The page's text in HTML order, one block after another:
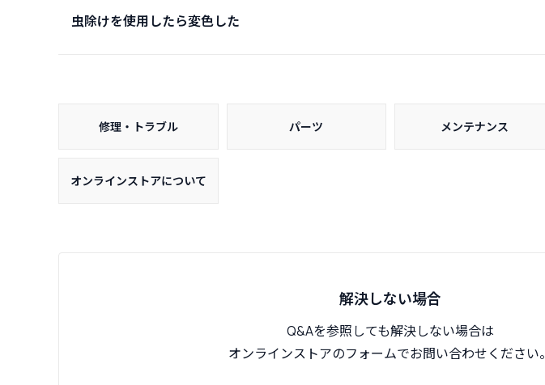
虫除けを使用したら変色した
修理・トラブル パーツ メンテナンス
オンラインストアについて
解決しない場合
Q&Aを参照しても解決しない場合は
オンラインストアのフォームでお問い合わせください。